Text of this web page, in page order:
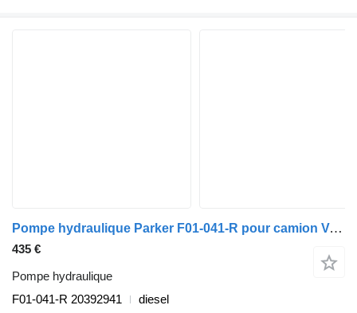
Pompe hydraulique Parker F01-041-R pour camion Volvo FH12, FH16, NH12, FH, VNL780 (1993-2014)
435 €
Pompe hydraulique
F01-041-R 20392941
diesel